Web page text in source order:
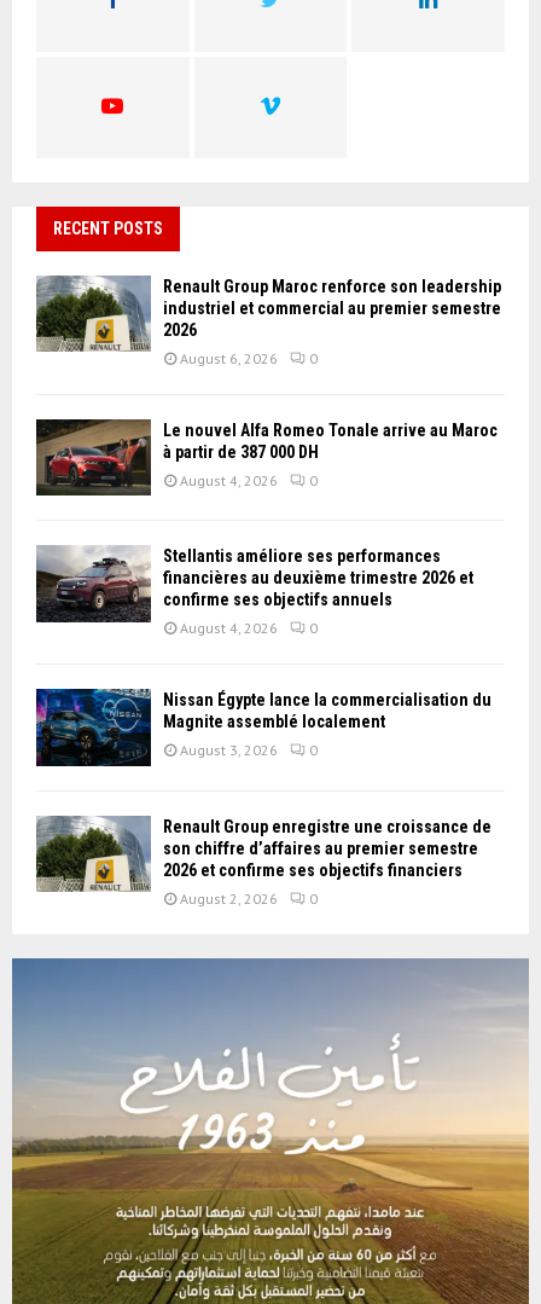
RECENT POSTS
Renault Group Maroc renforce son leadership
industriel et commercial au premier semestre
2026
August 6, 2026 0
Le nouvel Alfa Romeo Tonale arrive au Maroc
à partir de 387 000 DH
August 4, 2026 0
Stellantis améliore ses performances
financières au deuxième trimestre 2026 et
confirme ses objectifs annuels
August 4, 2026 0
Nissan Égypte lance la commercialisation du
Magnite assemblé localement
August 3, 2026 0
Renault Group enregistre une croissance de
son chiffre d’affaires au premier semestre
2026 et confirme ses objectifs financiers
August 2, 2026 0